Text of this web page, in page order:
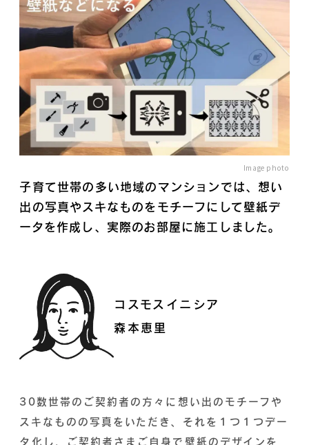
Image photo
子育て世帯の多い地域のマンションでは、想い
出の写真やスキなものをモチーフにして壁紙デ
ータを作成し、実際のお部屋に施工しました。
コスモスイニシア
森本恵里
30数世帯のご契約者の方々に想い出のモチーフや
スキなものの写真をいただき、それを１つ１つデー
タ化し、ご契約者さまご自身で壁紙のデザインを